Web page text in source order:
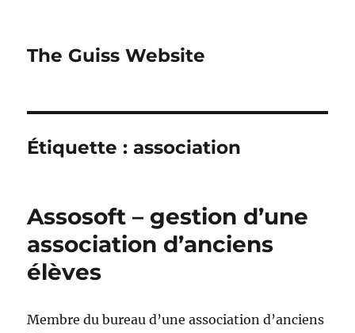
The Guiss Website
Étiquette :association
Assosoft – gestion d’une
association d’anciens
élèves
Membre du bureau d’une association d’anciens